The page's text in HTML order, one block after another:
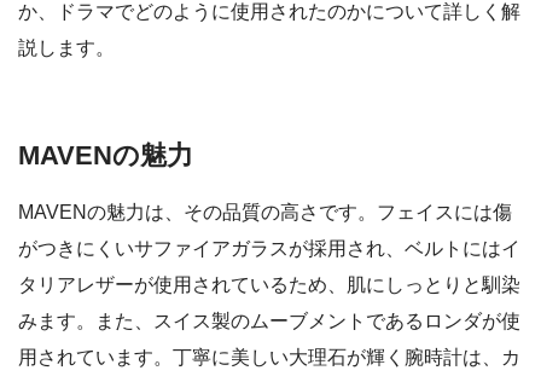
か、ドラマでどのように使用されたのかについて詳しく解
説します。
MAVENの魅力
MAVENの魅力は、その品質の高さです。フェイスには傷
がつきにくいサファイアガラスが採用され、ベルトにはイ
タリアレザーが使用されているため、肌にしっとりと馴染
みます。また、スイス製のムーブメントであるロンダが使
用されています。丁寧に美しい大理石が輝く腕時計は、カ